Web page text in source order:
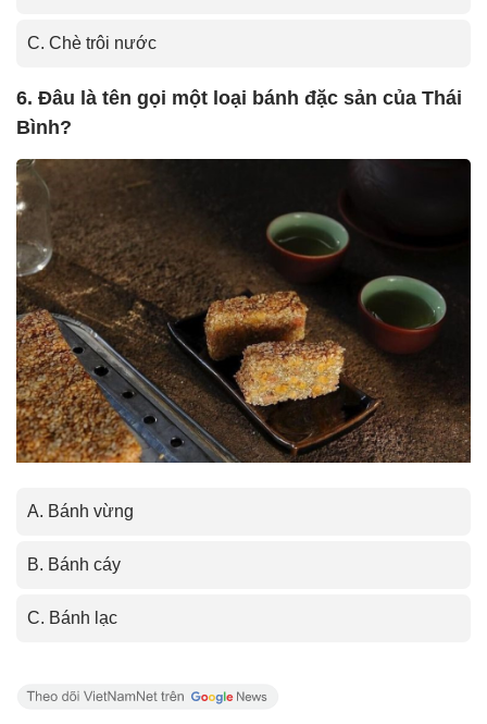
C. Chè trôi nước
6. Đâu là tên gọi một loại bánh đặc sản của Thái
Bình?
A. Bánh vừng
B. Bánh cáy
C. Bánh lạc